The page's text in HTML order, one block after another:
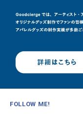
FOLLOW ME!